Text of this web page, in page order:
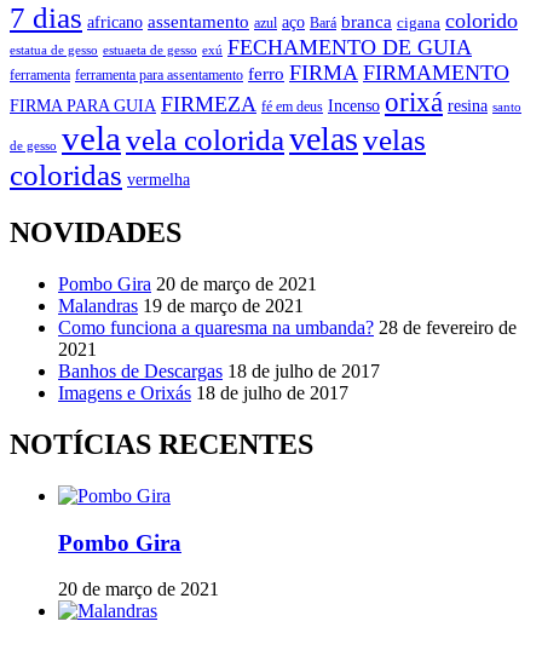
7 dias africano assentamento azul aço Bará branca cigana colorido
estatua de gesso estuaeta de gesso exú FECHAMENTO DE GUIA
ferramenta ferramenta para assentamento ferro FIRMA FIRMAMENTO
FIRMA PARA GUIA FIRMEZA fé em deus Incenso orixá resina santo
de gesso velavela coloridavelasvelas
coloridas vermelha
NOVIDADES
Pombo Gira 20 de março de 2021
Malandras 19 de março de 2021
Como funciona a quaresma na umbanda? 28 de fevereiro de
2021
Banhos de Descargas 18 de julho de 2017
Imagens e Orixás 18 de julho de 2017
NOTÍCIAS RECENTES
Pombo Gira
20 de março de 2021